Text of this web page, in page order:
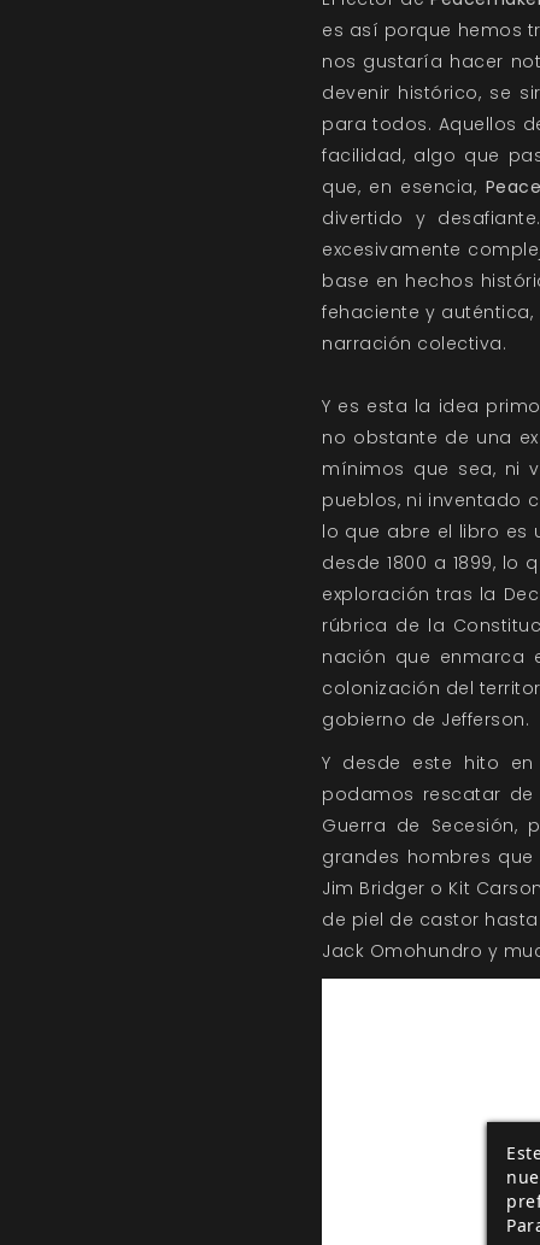
es así porque hemos
nos gustaría hacer
devenir histórico, se
para todos. Aquellos
facilidad, algo que
que, en esencia,
divertido y
excesivamente
base en hechos
fehaciente y
narración colectiva.
Y es esta la idea
no obstante de una
mínimos que sea, ni
pueblos, ni inventado
lo que abre el libro es
desde 1800 a 1899,
exploración tras la
rúbrica de la
nación que enmarca
colonización del
gobierno de Jefferson.
Y desde este hito
podamos rescatar de
Guerra de
grandes hombres que
Jim Bridger o Kit
de piel de castor hasta
Jack Omohundro y